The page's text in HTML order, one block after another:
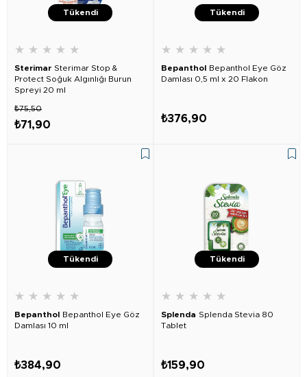
Tükendi
★ ★ ★ ★ ★
Sterimar Sterimar Stop &
Protect Soğuk Algınlığı Burun
Spreyi 20 ml
₺71,90
₺75,50
Tükendi
★ ★ ★ ★ ★
Bepanthol Bepanthol Eye Göz
Damlası 0,5 ml x 20 Flakon
₺376,90
Tükendi
★ ★ ★ ★ ★
Bepanthol Bepanthol Eye Göz
Damlası 10 ml
₺384,90
Tükendi
★ ★ ★ ★ ★
Splenda Splenda Stevia 80
Tablet
₺159,90